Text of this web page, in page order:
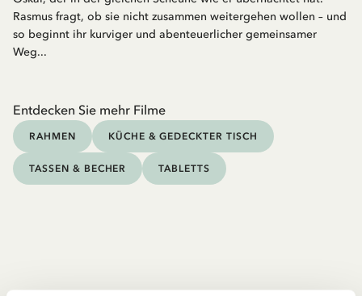
Rasmus fragt, ob sie nicht zusammen weitergehen wollen – und
so beginnt ihr kurviger und abenteuerlicher gemeinsamer
Weg...
Entdecken Sie mehr Filme
RAHMEN KÜCHE & GEDECKTER TISCH
TASSEN & BECHER TABLETTS